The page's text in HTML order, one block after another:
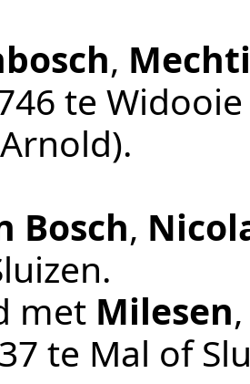
,
te Widooie
).
Bosch,
.
met Milesen
te Mal of